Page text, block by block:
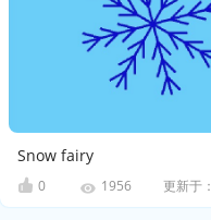
Snow fairy
0 1956 更新于：